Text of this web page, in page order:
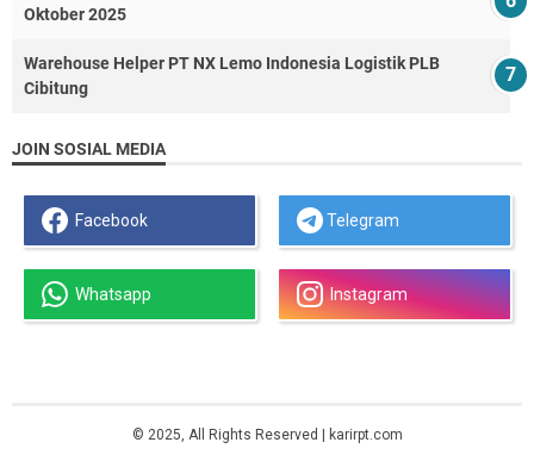
Oktober 2025
Warehouse Helper PT NX Lemo Indonesia Logistik PLB
Cibitung
JOIN SOSIAL MEDIA
Facebook Telegram
Whatsapp Instagram
© 2025, All Rights Reserved | karirpt.com